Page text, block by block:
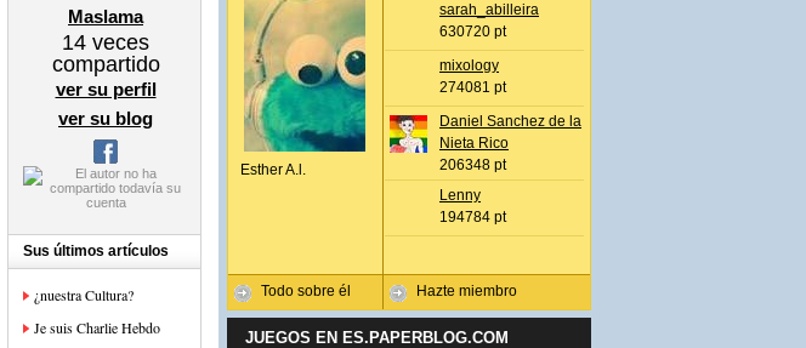
Maslama
14 veces
compartido
ver su perfil
ver su blog
Sus últimos artículos
¿nuestra Cultura?
Je suis Charlie Hebdo
Esther A.l.
Todo sobre él
sarah_abilleira
630720 pt
mixology
274081 pt
Daniel Sanchez de la
Nieta Rico
206348 pt
Lenny
194784 pt
Hazte miembro
JUEGOS EN ES.PAPERBLOG.COM